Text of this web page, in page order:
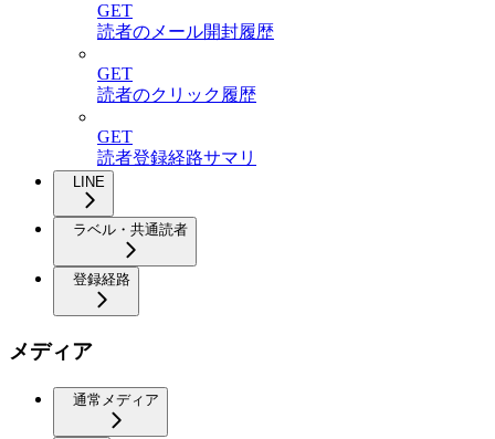
GET
読者のメール開封履歴
GET
読者のクリック履歴
GET
読者登録経路サマリ
LINE
ラベル・共通読者
登録経路
メディア
通常メディア